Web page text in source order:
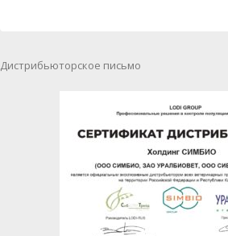
Дистрибьюторское письмо